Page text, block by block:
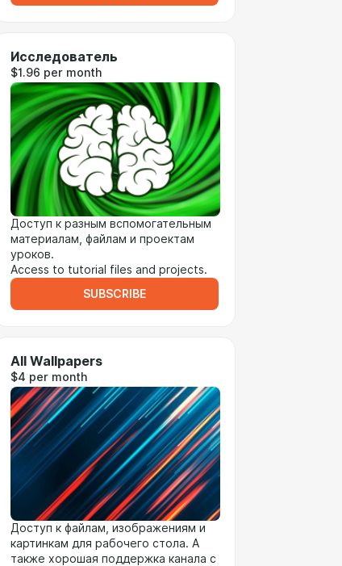
Исследователь
$1.96 per month
Доступ к разным вспомогательным
материалам, файлам и проектам
уроков.
Access to tutorial files and projects.
SUBSCRIBE
All Wallpapers
$4 per month
Доступ к файлам, изображениям и
картинкам для рабочего стола. А
также хорошая поддержка канала с